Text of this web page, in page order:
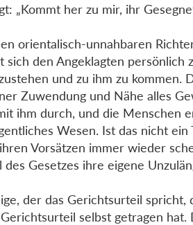
„Kommt her zu mir, ihr
orientalisch-unnahbaren
sich den Angeklagten persönlich
und zu ihm zu kommen.
Zuwendung und Nähe alles
ihm durch, und die Menschen
Wesen. Ist das nicht
Vorsätzen immer wieder
des Gesetzes ihre eigene
der das Gerichtsurteil spricht,
selbst getragen